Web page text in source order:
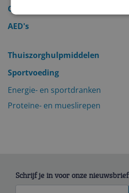
Oogdruppels & oogverzorging
AED's
Thuiszorghulpmiddelen
Sportvoeding
Energie- en sportdranken
Proteïne- en mueslirepen
Schrijf je in voor onze nieuwsbrief